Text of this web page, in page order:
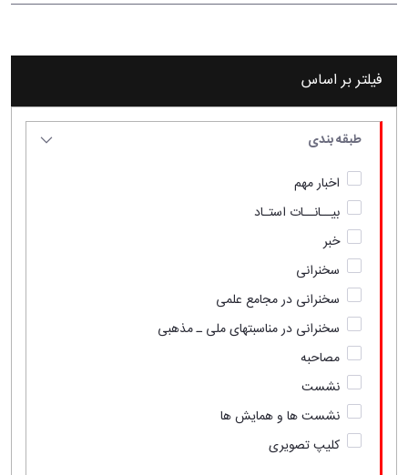
فیلتر بر اساس
طبقه بندی
اخبار مهم
بیــانــات استـاد
خبر
سخنرانی
سخنرانی در مجامع علمی
سخنرانی در مناسبتهای ملی ـ مذهبی
مصاحبه
نشست
نشست ها و همایش ها
کلیپ تصویری